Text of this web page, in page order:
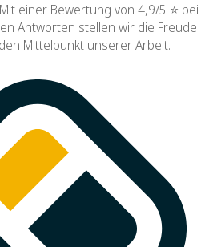
einer Bewertung von 4,9/5 ⭐️ bei
Antworten stellen wir die Freude
Mittelpunkt unserer Arbeit.